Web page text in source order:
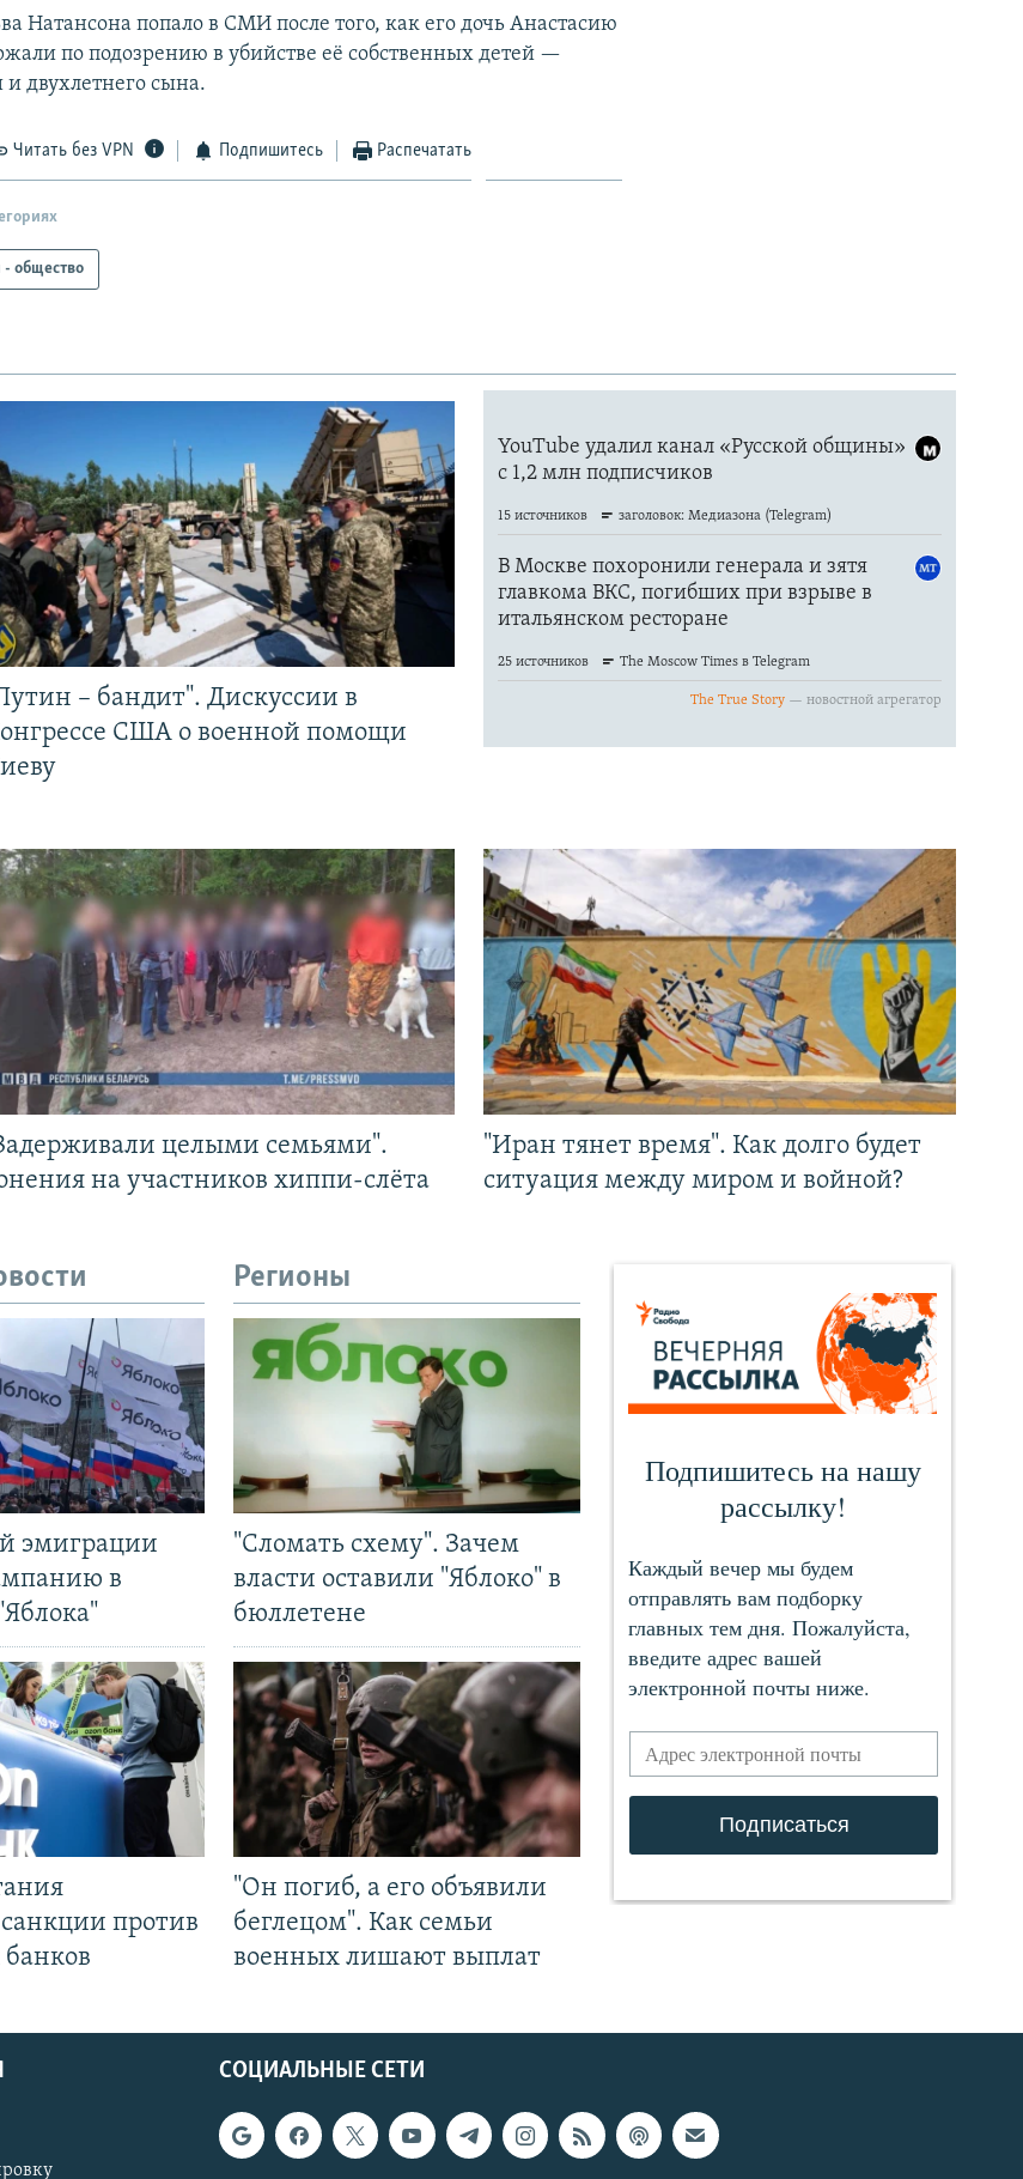
Натансона попало в СМИ после того, как его дочь Анастасию
по подозрению в убийстве её собственных детей —
двухлетнего сына.
Читать без VPN Подпишитесь Распечатать
- общество
– бандит". Дискуссии в
США о военной помощи
целыми семьями".
на участников хиппи-слёта
"Иран тянет время". Как долго будет
ситуация между миром и войной?
эмиграции
в
против
Регионы
"Сломать схему". Зачем
власти оставили "Яблоко" в
бюллетене
"Он погиб, а его объявили
беглецом". Как семьи
военных лишают выплат
СОЦИАЛЬНЫЕ СЕТИ